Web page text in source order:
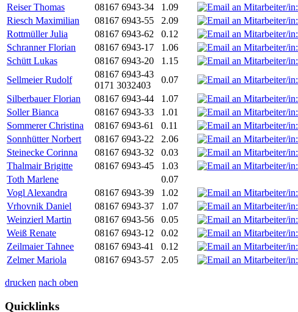
Reiser Thomas
08167 6943-34 1.09
Riesch Maximilian
08167 6943-55 2.09
Rottmüller Julia
08167 6943-62 0.12
Schranner Florian
08167 6943-17 1.06
Schütt Lukas
08167 6943-20 1.15
Sellmeier Rudolf
08167 6943-43
0171 3032403
0.07
Silberbauer Florian
08167 6943-44 1.07
Soller Bianca
08167 6943-33 1.01
Sommerer Christina
08167 6943-61 0.11
Sonnhütter Norbert
08167 6943-22 2.06
Steinecke Corinna
08167 6943-32 0.03
Thalmair Brigitte
08167 6943-45 1.03
Toth Marlene
0.07
Vogl Alexandra
08167 6943-39 1.02
Vrhovnik Daniel
08167 6943-37 1.07
Weinzierl Martin
08167 6943-56 0.05
Weiß Renate
08167 6943-12 0.02
Zeilmaier Tahnee
08167 6943-41 0.12
Zelmer Mariola
08167 6943-57 2.05
drucken nach oben
Quicklinks